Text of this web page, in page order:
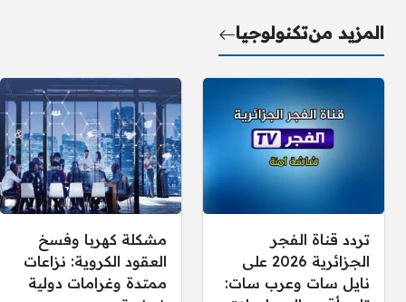
المزيد منتكنولوجيا
تردد قناة الفجر
الجزائرية 2026 على
نايل سات وعرب سات:
مشكلة كهربا وفسخ
العقود الكروية: نزاعات
ممتدة وغرامات دولية